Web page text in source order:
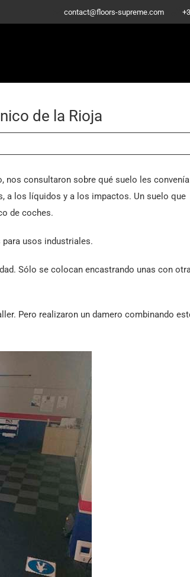
contact@floors-supreme.com
de la Rioja
nos consultaron sobre qué suelo les
a los líquidos y a los impactos. Un suelo que
de coches.
usos industriales.
Sólo se colocan encastrando unas con
Pero realizaron un damero combinando